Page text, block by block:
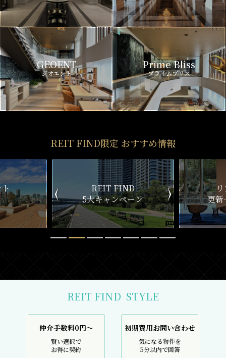
GEOENT
ジオエント
Prime Bliss
プライムブリス
REIT FIND限定 おすすめ情報
ン
リアルタイム
更新一覧チェック
新
REIT FIND STYLE
仲介手数料0円～
賢い選択で
お得に契約
初期費用お問い合わせ
気になる物件を
5分以内で回答